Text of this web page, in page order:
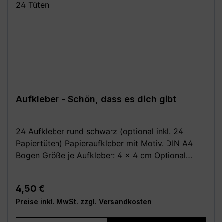
Aufkleber - Schön, dass es dich gibt
24 Aufkleber rund schwarz (optional inkl. 24
Papiertüten) Papieraufkleber mit Motiv. DIN A4
Bogen Größe je Aufkleber: 4 x 4 cm Optional
Natron, außen leicht beschichtet Deine Vorteile: -
Kauf direkt vom Hersteller (Made in Germany) -
Einfach und schnell anzubringen Achtung: Da alle
Regulärer Preis:
4,50 €
Preise inkl. MwSt. zzgl. Versandkosten